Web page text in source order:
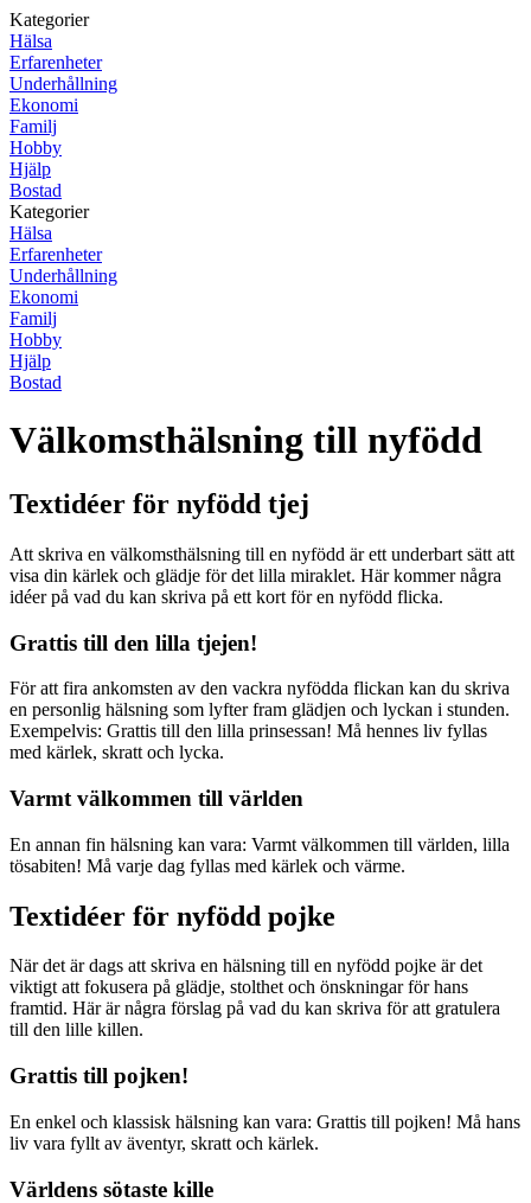
Kategorier
Hälsa
Erfarenheter
Underhållning
Ekonomi
Familj
Hobby
Hjälp
Bostad
Kategorier
Hälsa
Erfarenheter
Underhållning
Ekonomi
Familj
Hobby
Hjälp
Bostad
Välkomsthälsning till nyfödd
Textidéer för nyfödd tjej
Att skriva en välkomsthälsning till en nyfödd är ett underbart sätt att
visa din kärlek och glädje för det lilla miraklet. Här kommer några
idéer på vad du kan skriva på ett kort för en nyfödd flicka.
Grattis till den lilla tjejen!
För att fira ankomsten av den vackra nyfödda flickan kan du skriva
en personlig hälsning som lyfter fram glädjen och lyckan i stunden.
Exempelvis: Grattis till den lilla prinsessan! Må hennes liv fyllas
med kärlek, skratt och lycka.
Varmt välkommen till världen
En annan fin hälsning kan vara: Varmt välkommen till världen, lilla
tösabiten! Må varje dag fyllas med kärlek och värme.
Textidéer för nyfödd pojke
När det är dags att skriva en hälsning till en nyfödd pojke är det
viktigt att fokusera på glädje, stolthet och önskningar för hans
framtid. Här är några förslag på vad du kan skriva för att gratulera
till den lille killen.
Grattis till pojken!
En enkel och klassisk hälsning kan vara: Grattis till pojken! Må hans
liv vara fyllt av äventyr, skratt och kärlek.
Världens sötaste kille